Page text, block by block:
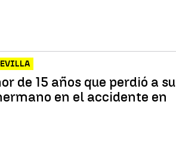
de 15 años que perdió a su
en el accidente en